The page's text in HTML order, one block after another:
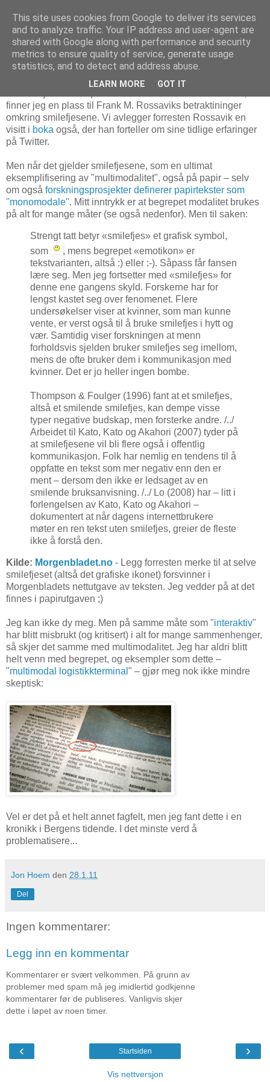
28. januar 2011
Multimodalitetens mange "ansikter"
finner jeg en plass til Frank M. Rossaviks betraktininger
omkring smilefjesene. Vi avlegger forresten Rossavik en
visitt i boka også, der han forteller om sine tidlige erfaringer
på Twitter.
Men når det gjelder smilefjesene, som en ultimat
eksemplifisering av "multimodalitet", også på papir – selv
om også forskningsprosjekter definerer papirtekster som
"monomodale". Mitt inntrykk er at begrepet modalitet brukes
på alt for mange måter (se også nedenfor). Men til saken:
Strengt tatt betyr «smilefjes» et grafisk symbol,
som
, mens begrepet «emotikon» er
tekstvarianten, altså :) eller :-). Såpass får fansen
lære seg. Men jeg fortsetter med «smilefjes» for
denne ene gangens skyld. Forskerne har for
lengst kastet seg over fenomenet. Flere
undersøkelser viser at kvinner, som man kunne
vente, er verst også til å bruke smilefjes i hytt og
vær. Samtidig viser forskningen at menn
forholdsvis sjelden bruker smilefjes seg imellom,
mens de ofte bruker dem i kommunikasjon med
kvinner. Det er jo heller ingen bombe.
Thompson & Foulger (1996) fant at et smilefjes,
altså et smilende smilefjes, kan dempe visse
typer negative budskap, men forsterke andre. /../
Arbeidet til Kato, Kato og Akahori (2007) tyder på
at smilefjesene vil bli flere også i offentlig
kommunikasjon. Folk har nemlig en tendens til å
oppfatte en tekst som mer negativ enn den er
ment – dersom den ikke er ledsaget av en
smilende bruksanvisning. /../ Lo (2008) har – litt i
forlengelsen av Kato, Kato og Akahori –
dokumentert at når dagens internettbrukere
møter en ren tekst uten smilefjes, greier de fleste
ikke å forstå den.
Kilde: Morgenbladet.no - Legg forresten merke til at selve
smilefjeset (altså det grafiske ikonet) forsvinner i
Morgenbladets nettutgave av teksten. Jeg vedder på at det
finnes i papirutgaven ;)
Jeg kan ikke dy meg. Men på samme måte som "interaktiv"
har blitt misbrukt (og kritisert) i alt for mange sammenhenger,
så skjer det samme med multimodalitet. Jeg har aldri blitt
helt venn med begrepet, og eksempler som dette –
"multimodal logistikkterminal " – gjør meg nok ikke mindre
skeptisk:
Vel er det på et helt annet fagfelt, men jeg fant dette i en
kronikk i Bergens tidende. I det minste verd å
problematisere...
Jon Hoem den 28.1.11
Del
Ingen kommentarer:
Legg inn en kommentar
Kommentarer er svært velkommen. På grunn av
problemer med spam må jeg imidlertid godkjenne
kommentarer før de publiseres. Vanligvis skjer
dette i løpet av noen timer.
‹ ›
Startsiden
Vis nettversjon
This site uses cookies from Google to deliver its services
and to analyze traffic. Your IP address and user-agent are
shared with Google along with performance and security
metrics to ensure quality of service, generate usage
statistics, and to detect and address abuse.
LEARN MORE GOT IT